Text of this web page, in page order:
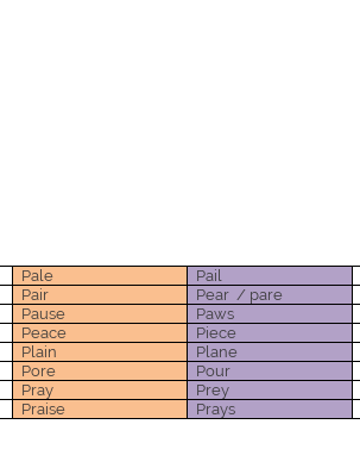
Pale Pail
Pair Pear / pare
Pause Paws
Peace Piece
Plain Plane
Pore Pour
Pray Prey
Praise Prays